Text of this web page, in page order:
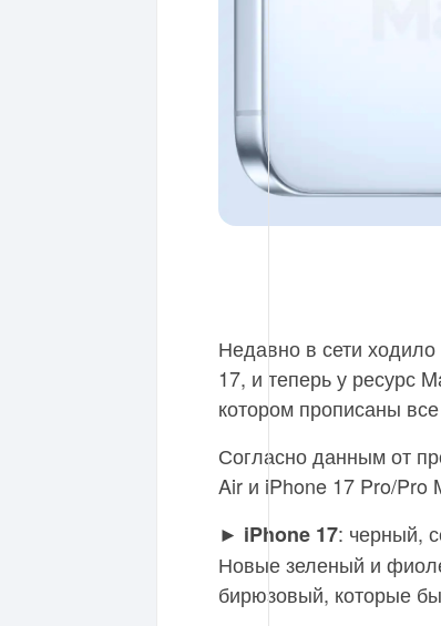
Недавно в сети
17, и теперь у ресурс
котором прописаны все
Согласно данным от
Air и iPhone 17 Pro/Pro
► iPhone 17: черный,
Новые зеленый и
бирюзовый, которые